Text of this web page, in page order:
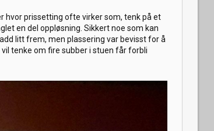
hvor prissetting ofte virker som, tenk på et
en del oppløsning. Sikkert noe som kan
litt frem, men plassering var bevisst for å
tenke om fire subber i stuen får forbli